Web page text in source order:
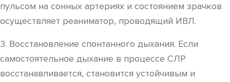
пульсом на сонных артериях и состоянием зрачков
осуществляет реаниматор, проводящий ИВЛ.
3. Восстановление спонтанного дыхания. Если
самостоятельное дыхание в процессе СЛР
восстанавливается, становится устойчивым и